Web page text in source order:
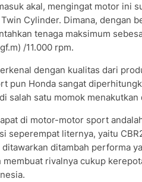
akal, mengingat motor ini
Cylinder. Dimana, dengan
tenaga maksimum
/11.000 rpm.
dengan kualitas dari
pun Honda sangat
salah satu momok
di motor-motor sport
seperempat liternya, yaitu
ditambah performa
membuat rivalnya cukup